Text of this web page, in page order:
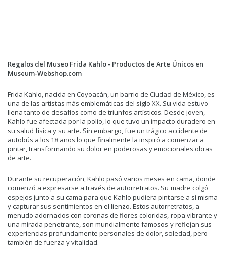
Regalos del Museo Frida Kahlo - Productos de Arte Únicos en
Museum-Webshop.com
Frida Kahlo, nacida en Coyoacán, un barrio de Ciudad de México, es
una de las artistas más emblemáticas del siglo XX. Su vida estuvo
llena tanto de desafíos como de triunfos artísticos. Desde joven,
Kahlo fue afectada por la polio, lo que tuvo un impacto duradero en
su salud física y su arte. Sin embargo, fue un trágico accidente de
autobús a los 18 años lo que finalmente la inspiró a comenzar a
pintar, transformando su dolor en poderosas y emocionales obras
de arte.
Durante su recuperación, Kahlo pasó varios meses en cama, donde
comenzó a expresarse a través de autorretratos. Su madre colgó
espejos junto a su cama para que Kahlo pudiera pintarse a sí misma
y capturar sus sentimientos en el lienzo. Estos autorretratos, a
menudo adornados con coronas de flores coloridas, ropa vibrante y
una mirada penetrante, son mundialmente famosos y reflejan sus
experiencias profundamente personales de dolor, soledad, pero
también de fuerza y vitalidad.